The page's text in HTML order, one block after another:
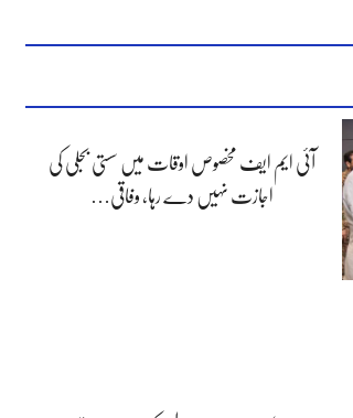
آئی ایم ایف مخصوص اوقات میں سستی بجلی کی
اجازت نہیں دے رہا، وفاقی…